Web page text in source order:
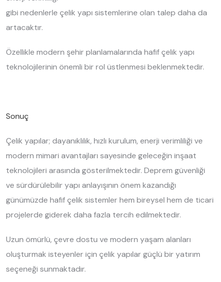
gibi nedenlerle çelik yapı sistemlerine olan talep daha da
artacaktır.
Özellikle modern şehir planlamalarında hafif çelik yapı
teknolojilerinin önemli bir rol üstlenmesi beklenmektedir.
Sonuç
Çelik yapılar; dayanıklılık, hızlı kurulum, enerji verimliliği ve
modern mimari avantajları sayesinde geleceğin inşaat
teknolojileri arasında gösterilmektedir. Deprem güvenliği
ve sürdürülebilir yapı anlayışının önem kazandığı
günümüzde hafif çelik sistemler hem bireysel hem de ticari
projelerde giderek daha fazla tercih edilmektedir.
Uzun ömürlü, çevre dostu ve modern yaşam alanları
oluşturmak isteyenler için çelik yapılar güçlü bir yatırım
seçeneği sunmaktadır.